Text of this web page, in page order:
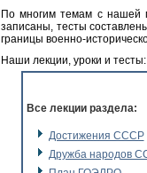
По многим темам с нашей
записаны, тесты
границы военно-
Наши лекции, уроки и
Все лекции раздела:
Достижения СССР
Дружба народов